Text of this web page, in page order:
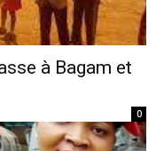
à Bagam et
0